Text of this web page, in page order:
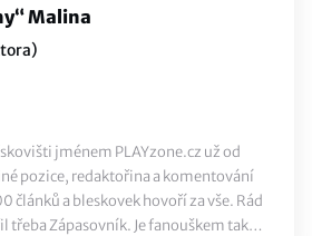
Malina
jménem PLAYzone.cz už od
pozice, redaktořina a komentování
článků a bleskovek hovoří za vše. Rád
třeba Zápasovník. Je fanouškem také